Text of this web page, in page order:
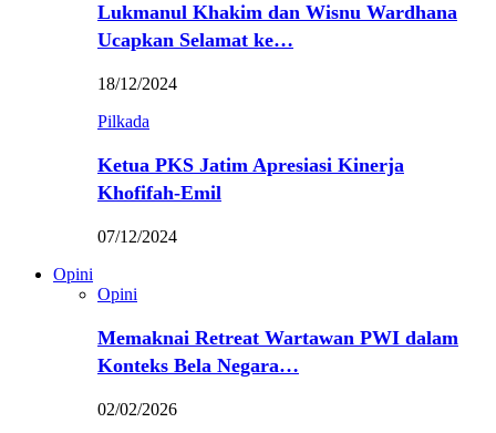
Lukmanul Khakim dan Wisnu Wardhana
Ucapkan Selamat ke…
18/12/2024
Pilkada
Ketua PKS Jatim Apresiasi Kinerja
Khofifah-Emil
07/12/2024
Opini
Opini
Memaknai Retreat Wartawan PWI dalam
Konteks Bela Negara…
02/02/2026